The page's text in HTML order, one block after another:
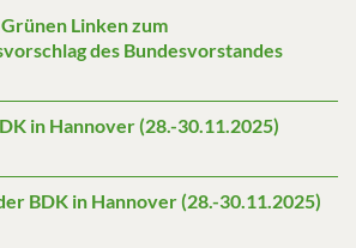
Linken zum
des Bundesvorstandes
in Hannover (28.-30.11.2025)
BDK in Hannover (28.-30.11.2025)